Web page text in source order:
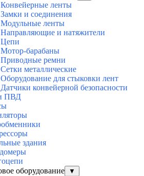
Конвейерные ленты
Замки и соединения
Модульные ленты
Направляющие и натяжители
Цепи
Мотор-барабаны
Приводные ремни
Сетки металлические
Оборудование для стыковки лент
Датчики конвейерной безопасности
ПВД
здания
оборудование
▼